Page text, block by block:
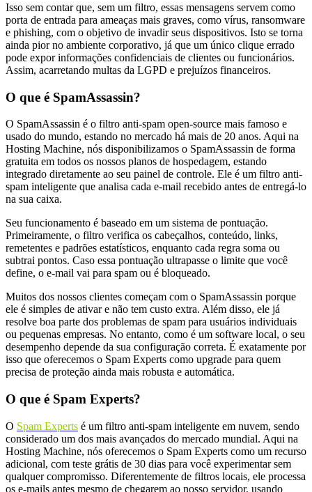
Isso sem contar que, sem um filtro, essas mensagens servem como
porta de entrada para ameaças mais graves, como vírus, ransomware
e phishing, com o objetivo de invadir seus dispositivos. Isto se torna
ainda pior no ambiente corporativo, já que um único clique errado
pode expor informações confidenciais de clientes ou funcionários.
Assim, acarretando multas da LGPD e prejuízos financeiros.
O que é SpamAssassin?
O SpamAssassin é o filtro anti-spam open-source mais famoso e
usado do mundo, estando no mercado há mais de 20 anos. Aqui na
Hosting Machine, nós disponibilizamos o SpamAssassin de forma
gratuita em todos os nossos planos de hospedagem, estando
integrado diretamente ao seu painel de controle. Ele é um filtro anti-
spam inteligente que analisa cada e-mail recebido antes de entregá-lo
na sua caixa.
Seu funcionamento é baseado em um sistema de pontuação.
Primeiramente, o filtro verifica os cabeçalhos, conteúdo, links,
remetentes e padrões estatísticos, enquanto cada regra soma ou
subtrai pontos. Caso essa pontuação ultrapasse o limite que você
define, o e-mail vai para spam ou é bloqueado.
Muitos dos nossos clientes começam com o SpamAssassin porque
ele é simples de ativar e não tem custo extra. Além disso, ele já
resolve boa parte dos problemas de spam para usuários individuais
ou pequenas empresas. No entanto, como é um software local, o seu
desempenho depende da sua configuração correta. É exatamente por
isso que oferecemos o Spam Experts como upgrade para quem
precisa de proteção ainda mais robusta e automática.
O que é Spam Experts?
O Spam Experts é um filtro anti-spam inteligente em nuvem, sendo
considerado um dos mais avançados do mercado mundial. Aqui na
Hosting Machine, nós oferecemos o Spam Experts como um recurso
adicional, com teste grátis de 30 dias para você experimentar sem
qualquer compromisso. Diferentemente de filtros locais, ele processa
os e-mails antes mesmo de chegarem ao nosso servidor, usando